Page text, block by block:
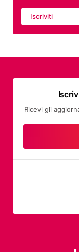
Iscriviti
Ricevi gli